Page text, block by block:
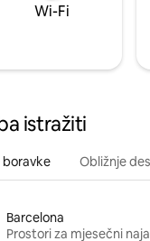
Wi-Fi
istražiti
boravke Obližnje
Barcelona
Prostori za mjesečni